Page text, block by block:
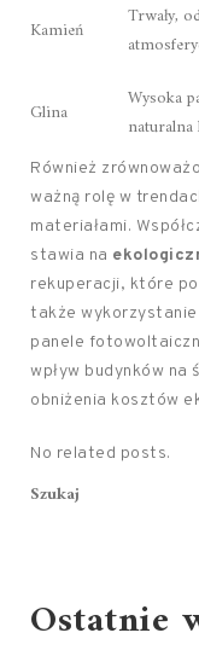
Kamień
Trwały,
Glina
Wysoka
Również
ważną rolę w
materiałami.
stawia na
rekuperacji, które
także wykorzystanie
panele
wpływ budynków
obniżenia kosztów
No related posts.
Szukaj
Ostatnie